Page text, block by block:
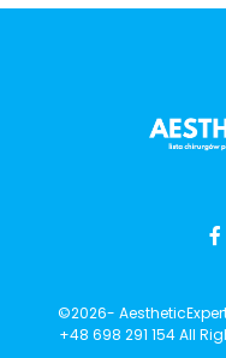
©2026-
+48 698 291 154 All